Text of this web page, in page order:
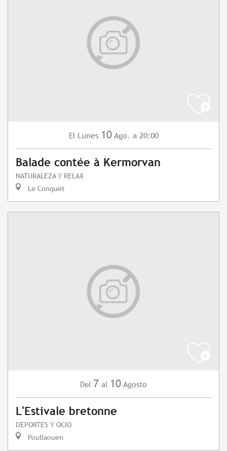
El Lunes 10 Ago. a 20:00
Balade contée à Kermorvan
NATURALEZA Y RELAX
Le Conquet
Del 7 al 10 Agosto
L'Estivale bretonne
DEPORTES Y OCIO
Poullaouen